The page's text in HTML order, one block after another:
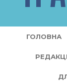
ГОЛОВНА